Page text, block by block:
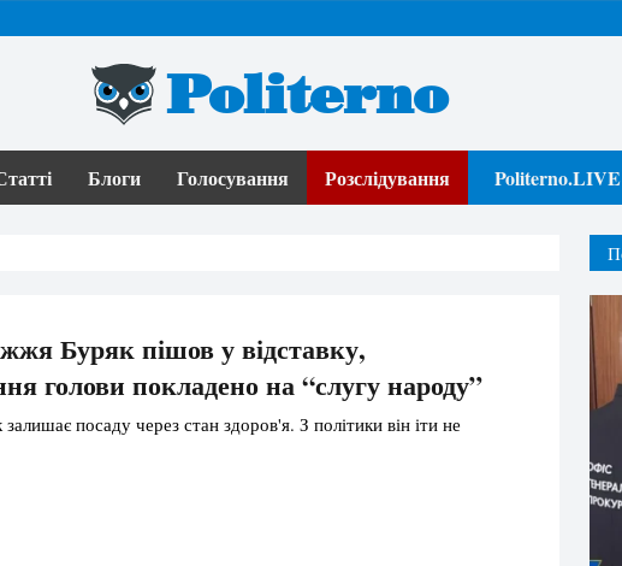
Politerno
Блоги Голосування Розслідування Politerno.LIVE
Буряк пішов у відставку,
голови покладено на “слугу народу”
посаду через стан здоров'я. З політики він іти не